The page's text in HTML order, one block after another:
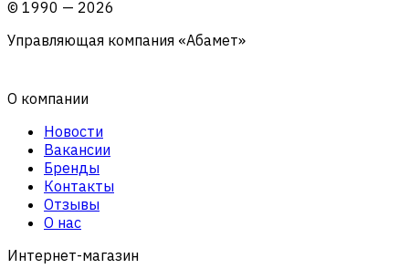
© 1990 — 2026
Управляющая компания «Абамет»
О компании
Новости
Вакансии
Бренды
Контакты
Отзывы
О нас
Интернет-магазин